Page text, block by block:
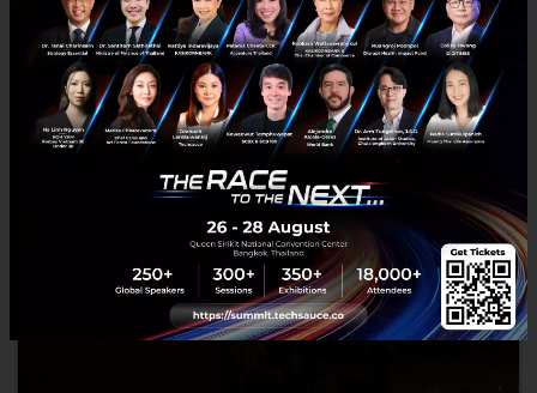
Go Retail Vietnam Central Group